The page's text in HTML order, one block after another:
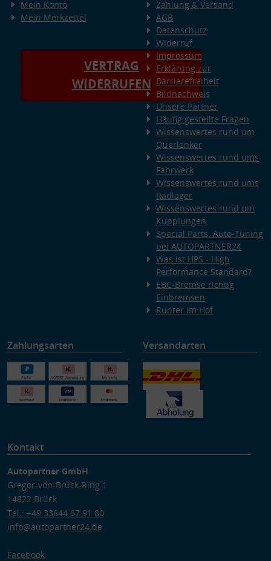
Mein Konto
Mein Merkzettel
VERTRAG
WIDERRUFEN
Zahlung & Versand
AGB
Datenschutz
Widerruf
Impressum
Erklärung zur
Barrierefreiheit
Bildnachweis
Unsere Partner
Häufig gestellte Fragen
Wissenswertes rund um
Querlenker
Wissenswertes rund ums
Fahrwerk
Wissenswertes rund ums
Radlager
Wissenswertes rund um
Kupplungen
Special Parts: Auto-Tuning
bei AUTOPARTNER24
Was ist HPS - High
Performance Standard?
EBC-Bremse richtig
Einbremsen
Runter im Hof
Zahlungsarten Versandarten
Kontakt
Autopartner GmbH
Gregor-von-Brück-Ring 1
14822 Brück
Tel.: +49 33844 67 91 80
info@autopartner24.de
Facebook